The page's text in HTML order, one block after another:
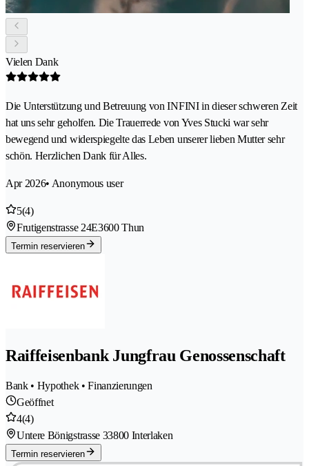
Vielen Dank
Die Unterstützung und Betreuung von INFINI in dieser schweren Zeit
hat uns sehr geholfen. Die Trauerrede von Yves Stucki war sehr
bewegend und widerspiegelte das Leben unserer lieben Mutter sehr
schön. Herzlichen Dank für Alles.
Apr 2026• Anonymous user
5(4)
Frutigenstrasse 24E3600 Thun
Termin reservieren
Raiffeisenbank Jungfrau Genossenschaft
Bank • Hypothek • Finanzierungen
Geöffnet
4(4)
Untere Bönigstrasse 33800 Interlaken
Termin reservieren